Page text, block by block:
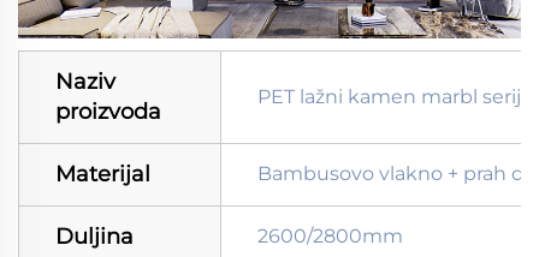
Naziv
proizvoda
PET lažni kamen marbl
Materijal Bambusovo vlakno + prah
Duljina 2600/2800mm